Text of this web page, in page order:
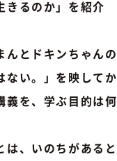
るのか」を紹介
とドキンちゃんの
ない。」を映してか
義を、学ぶ目的は何
、いのちがあると